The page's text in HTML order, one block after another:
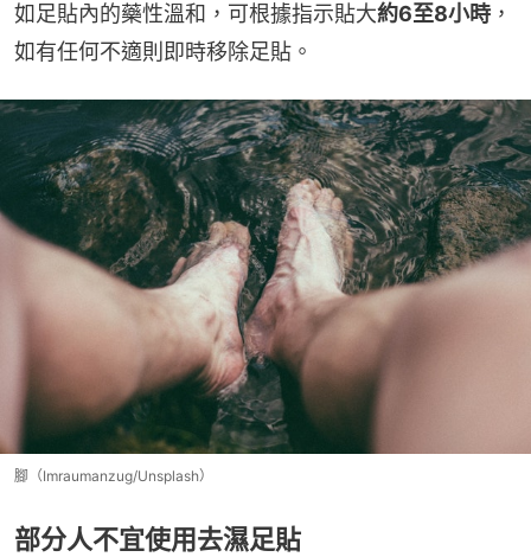
如足貼內的藥性溫和，可根據指示貼大約6至8小時 ，
如有任何不適則即時移除足貼。
腳（Imraumanzug/Unsplash）
部分人不宜使用去濕足貼